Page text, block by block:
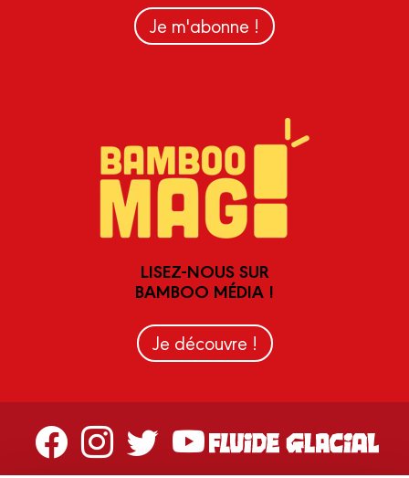
Je m'abonne !
LISEZ-NOUS SUR
BAMBOO MÉDIA !
Je découvre !